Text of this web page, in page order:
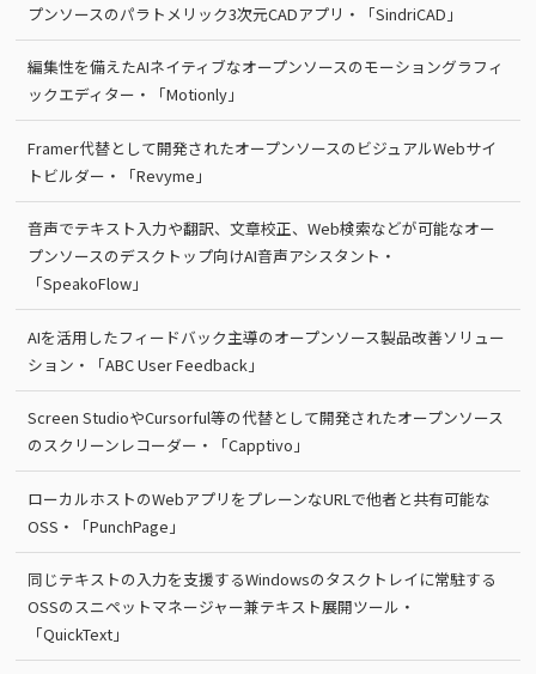
プンソースのパラトメリック3次元CADアプリ・「SindriCAD」
編集性を備えたAIネイティブなオープンソースのモーショングラフィ
ックエディター・「Motionly」
Framer代替として開発されたオープンソースのビジュアルWebサイ
トビルダー・「Revyme」
音声でテキスト入力や翻訳、文章校正、Web検索などが可能なオー
プンソースのデスクトップ向けAI音声アシスタント・
「SpeakoFlow」
AIを活用したフィードバック主導のオープンソース製品改善ソリュー
ション・「ABC User Feedback」
Screen StudioやCursorful等の代替として開発されたオープンソース
のスクリーンレコーダー・「Capptivo」
ローカルホストのWebアプリをプレーンなURLで他者と共有可能な
OSS・「PunchPage」
同じテキストの入力を支援するWindowsのタスクトレイに常駐する
OSSのスニペットマネージャー兼テキスト展開ツール・
「QuickText」